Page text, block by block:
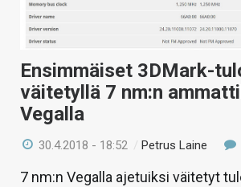
Ensimmäiset 3DMark-
väitetyllä 7 nm:n
Vegalla
30.4.2018 - 18:52 /Petrus Laine
7 nm:n Vegalla ajetuiksi väitetyt